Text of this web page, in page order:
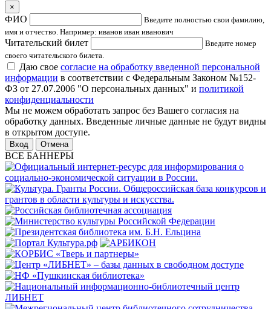
×
ФИО
Введите полностью свои фамилию,
имя и отчество. Например: иванов иван иванович
Читательский билет
Введите номер
своего читательского билета.
Даю свое согласие на обработку введенной персональной
информации в соответствии с Федеральным Законом №152-
ФЗ от 27.07.2006 "О персональных данных" и политикой
конфиденциальности
Мы не можем обработать запрос без Вашего согласия на
обработку данных. Введенные личные данные не будут видны
в открытом доступе.
Отмена
ВСЕ БАННЕРЫ